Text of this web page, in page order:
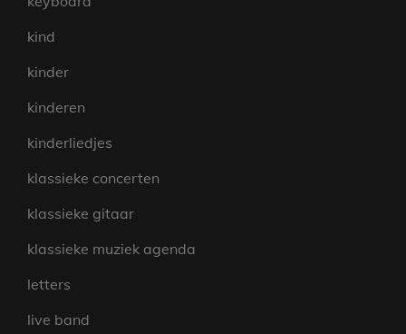
kind
kinder
kinderen
kinderliedjes
klassieke concerten
klassieke gitaar
klassieke muziek agenda
letters
live band